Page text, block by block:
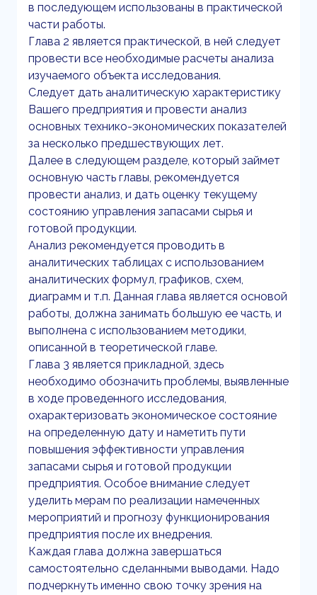
в последующем использованы в практической
части работы.
Глава 2 является практической, в ней следует
провести все необходимые расчеты анализа
изучаемого объекта исследования.
Следует дать аналитическую характеристику
Вашего предприятия и провести анализ
основных технико-экономических показателей
за несколько предшествующих лет.
Далее в следующем разделе, который займет
основную часть главы, рекомендуется
провести анализ, и дать оценку текущему
состоянию управления запасами сырья и
готовой продукции.
Анализ рекомендуется проводить в
аналитических таблицах с использованием
аналитических формул, графиков, схем,
диаграмм и т.п. Данная глава является основой
работы, должна занимать большую ее часть, и
выполнена с использованием методики,
описанной в теоретической главе.
Глава 3 является прикладной, здесь
необходимо обозначить проблемы, выявленные
в ходе проведенного исследования,
охарактеризовать экономическое состояние
на определенную дату и наметить пути
повышения эффективности управления
запасами сырья и готовой продукции
предприятия. Особое внимание следует
уделить мерам по реализации намеченных
мероприятий и прогнозу функционирования
предприятия после их внедрения.
Каждая глава должна завершаться
самостоятельно сделанными выводами. Надо
подчеркнуть именно свою точку зрения на